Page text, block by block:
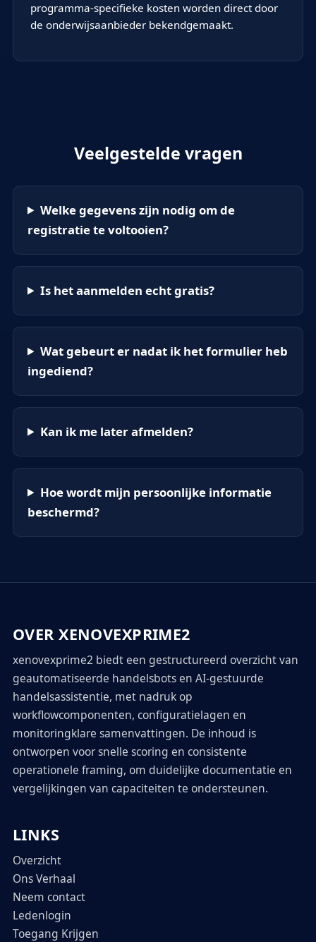
programma-specifieke kosten worden direct door
de onderwijsaanbieder bekendgemaakt.
Veelgestelde vragen
Welke gegevens zijn nodig om de
registratie te voltooien?
Is het aanmelden echt gratis?
Wat gebeurt er nadat ik het formulier heb
ingediend?
Kan ik me later afmelden?
Hoe wordt mijn persoonlijke informatie
beschermd?
OVER XENOVEXPRIME2
xenovexprime2 biedt een gestructureerd overzicht van
geautomatiseerde handelsbots en AI-gestuurde
handelsassistentie, met nadruk op
workflowcomponenten, configuratielagen en
monitoringklare samenvattingen. De inhoud is
ontworpen voor snelle scoring en consistente
operationele framing, om duidelijke documentatie en
vergelijkingen van capaciteiten te ondersteunen.
LINKS
Overzicht
Ons Verhaal
Neem contact
Ledenlogin
Toegang Krijgen